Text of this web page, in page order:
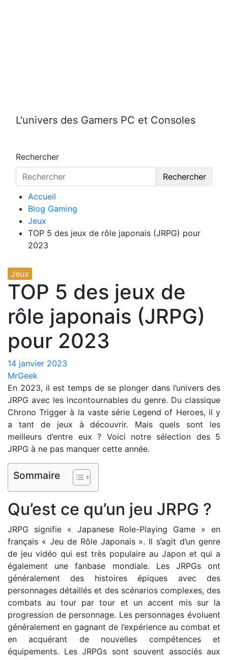
L'univers des Gamers PC et Consoles
Rechercher
Rechercher
Accueil
Blog Gaming
Jeux
TOP 5 des jeux de rôle japonais (JRPG) pour
2023
Jeux
TOP 5 des jeux de
rôle japonais (JRPG)
pour 2023
14 janvier 2023
MrGeek
En 2023, il est temps de se plonger dans l’univers des
JRPG avec les incontournables du genre. Du classique
Chrono Trigger à la vaste série Legend of Heroes, il y
a tant de jeux à découvrir. Mais quels sont les
meilleurs d’entre eux ? Voici notre sélection des 5
JRPG à ne pas manquer cette année.
Sommaire
Qu’est ce qu’un jeu JRPG ?
JRPG signifie « Japanese Role-Playing Game » en
français « Jeu de Rôle Japonais ». Il s’agit d’un genre
de jeu vidéo qui est très populaire au Japon et qui a
également une fanbase mondiale. Les JRPGs ont
généralement des histoires épiques avec des
personnages détaillés et des scénarios complexes, des
combats au tour par tour et un accent mis sur la
progression de personnage. Les personnages évoluent
généralement en gagnant de l’expérience au combat et
en acquérant de nouvelles compétences et
équipements. Les JRPGs sont souvent associés aux